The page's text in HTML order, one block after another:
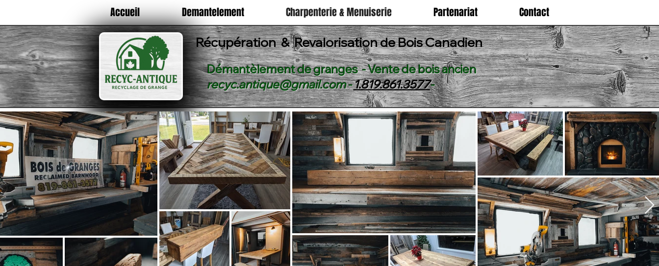
Accueil Demantelement Charpenterie & Menuiserie Partenariat Contact
Récupération & Revalorisation de Bois Canadien
Démantèlement de granges - Vente de bois ancien
recyc.antique@gmail.com-1.819.861.3577-